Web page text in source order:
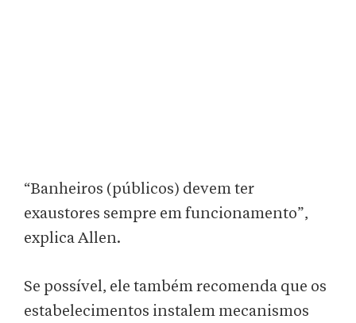
“Banheiros (públicos) devem ter
exaustores sempre em funcionamento”,
explica Allen.
Se possível, ele também recomenda que os
estabelecimentos instalem mecanismos